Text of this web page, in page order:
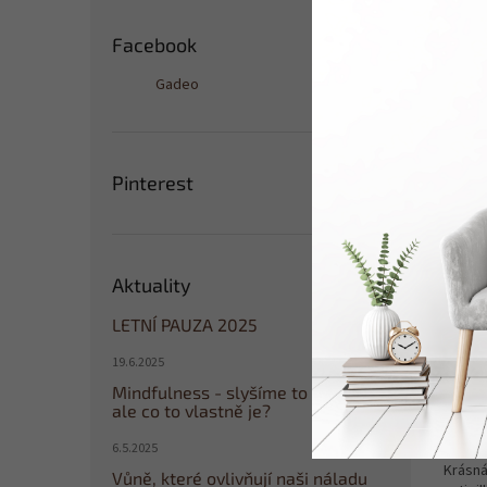
Facebook
Gadeo
Pinterest
Aktuality
LETNÍ PAUZA 2025
19.6.2025
Mindfulness - slyšíme to všude,
ale co to vlastně je?
6.5.2025
Vůně, které ovlivňují naši náladu
209